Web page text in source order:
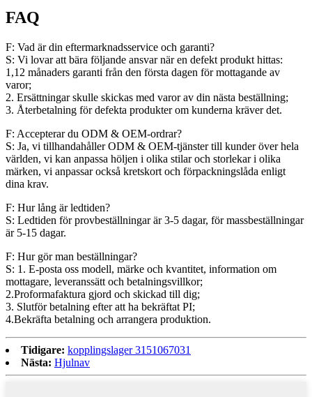
FAQ
F: Vad är din eftermarknadsservice och garanti?
S: Vi lovar att bära följande ansvar när en defekt produkt hittas:
1,12 månaders garanti från den första dagen för mottagande av
varor;
2. Ersättningar skulle skickas med varor av din nästa beställning;
3. Återbetalning för defekta produkter om kunderna kräver det.
F: Accepterar du ODM & OEM-ordrar?
S: Ja, vi tillhandahåller ODM & OEM-tjänster till kunder över hela
världen, vi kan anpassa höljen i olika stilar och storlekar i olika
märken, vi anpassar också kretskort och förpackningslåda enligt
dina krav.
F: Hur lång är ledtiden?
S: Ledtiden för provbeställningar är 3-5 dagar, för massbeställningar
är 5-15 dagar.
F: Hur gör man beställningar?
S: 1. E-posta oss modell, märke och kvantitet, information om
mottagare, leveranssätt och betalningsvillkor;
2.Proformafaktura gjord och skickad till dig;
3. Slutför betalning efter att ha bekräftat PI;
4.Bekräfta betalning och arrangera produktion.
Tidigare: kopplingslager 3151067031
Nästa: Hjulnav